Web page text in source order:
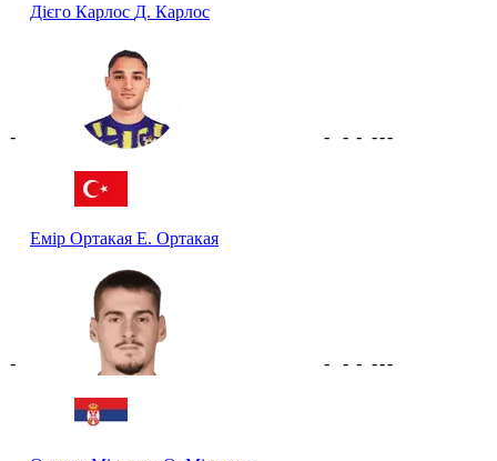
Дієго Карлос Д. Карлос
-
Емір Ортакая Е. Ортакая
- - - ---
- - - - ---